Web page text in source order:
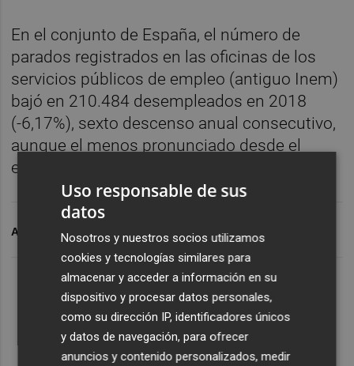
En el conjunto de España, el número de
parados registrados en las oficinas de los
servicios públicos de empleo (antiguo Inem)
bajó en 210.484 desempleados en 2018
(-6,17%), sexto descenso anual consecutivo,
aunque el menos pronunciado desde el
ejercicio 2013.
ARCHIVADO EN
Uso responsable de sus
datos
Nosotros y nuestros socios utilizamos
cookies y tecnologías similares para
almacenar y acceder a información en su
dispositivo y procesar datos personales,
como su dirección IP, identificadores únicos
y datos de navegación, para ofrecer
anuncios y contenido personalizados, medir